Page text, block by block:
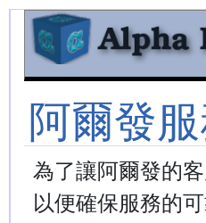
阿爾發
為了讓阿爾發的
以便確保服務的